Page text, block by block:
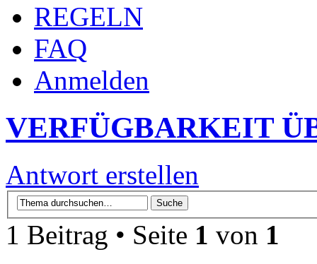
REGELN
FAQ
Anmelden
VERFÜGBARKEIT
Antwort erstellen
1 Beitrag • Seite 1 von 1